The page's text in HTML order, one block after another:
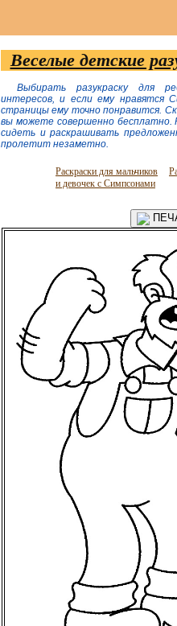
Веселые детские
Выбирать разукраску для
интересов, и если ему нравятся
страницы ему точно понравится.
вы можете совершенно бесплатно.
сидеть и раскрашивать
пролетит незаметно.
Раскраски для мальчиков
и девочек с Симпсонами